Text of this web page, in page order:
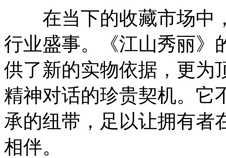
在当下的收藏市场中
行业盛事。《江山秀丽》
供了新的实物依据，更为
精神对话的珍贵契机。它
承的纽带，足以让拥有者
相伴。